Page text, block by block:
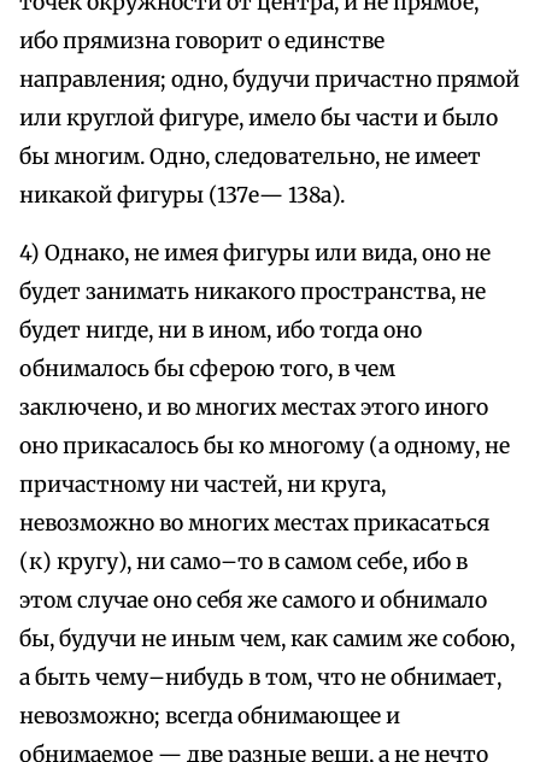
ибо прямизна говорит о единстве
направления; одно, будучи причастно прямой
или круглой фигуре, имело бы части и было
бы многим. Одно, следовательно, не имеет
никакой фигуры (137е— 138а).
4) Однако, не имея фигуры или вида, оно не
будет занимать никакого пространства, не
будет нигде, ни в ином, ибо тогда оно
обнималось бы сферою того, в чем
заключено, и во многих местах этого иного
оно прикасалось бы ко многому (а одному, не
причастному ни частей, ни круга,
невозможно во многих местах прикасаться
(к) кругу), ни само–то в самом себе, ибо в
этом случае оно себя же самого и обнимало
бы, будучи не иным чем, как самим же собою,
а быть чему–нибудь в том, что не обнимает,
невозможно; всегда обнимающее и
обнимаемое — две разные вещи, а не нечто